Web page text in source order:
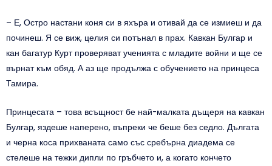
– Е, Остро настани коня си в яхъра и отивай да се измиеш и да
починеш. Я се виж, целия си потънал в прах. Кавкан Булгар и
кан багатур Курт проверяват ученията с младите войни и ще се
върнат към обяд. А аз ще продължа с обучението на принцеса
Тамира.
Принцесата – това всъщност бе най-малката дъщеря на кавкан
Булгар, яздеше наперено, въпреки че беше без седло. Дългата
и черна коса прихваната само със сребърна диадема се
стелеше на тежки дипли по гръбчето и, а когато кончето